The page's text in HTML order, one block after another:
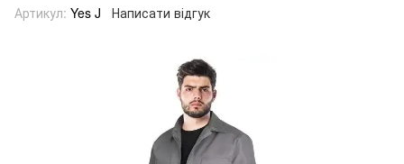
Артикул: Yes J Написати відгук